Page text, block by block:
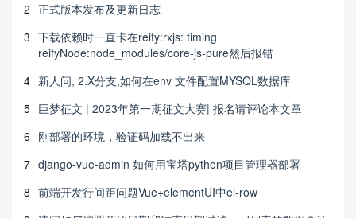
2 正式版本发布及更新日志
3 下载依赖时一直卡在reify:rxjs: timing
reifyNode:node_modules/core-js-pure然后报错
4 新人问, 2.X分支,如何在env 文件配置MYSQL数据库
5 巨梦征文 | 2023年第一期征文大赛| 报名请评论本文章
6 刚部署的环境，验证码加载不出来
7 django-vue-admin 如何用宝塔python项目管理器部署
8 前端开发行间距问题Vue+elementUI中el-row